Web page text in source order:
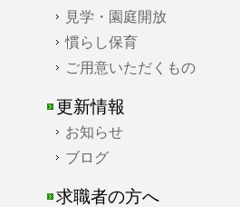
見学・園庭開放
慣らし保育
ご用意いただくもの
更新情報
お知らせ
ブログ
求職者の方へ